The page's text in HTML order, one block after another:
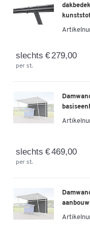
slechts € 279,00
per st.
slechts € 469,00
per st.